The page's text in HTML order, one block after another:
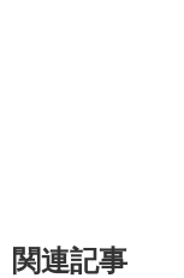
関連記事